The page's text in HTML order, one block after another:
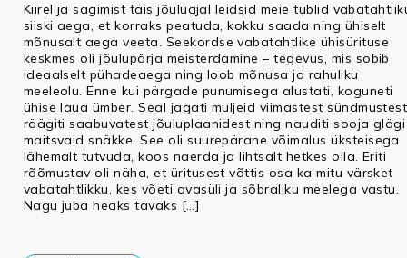
Kiirel ja sagimist täis jõuluajal leidsid meie tublid
siiski aega, et korraks peatuda, kokku saada ning ühiselt
mõnusalt aega veeta. Seekordse vabatahtlike ühisürituse
keskmes oli jõulupärja meisterdamine – tegevus, mis sobib
ideaalselt pühadeaega ning loob mõnusa ja rahuliku
meeleolu. Enne kui pärgade punumisega alustati, koguneti
ühise laua ümber. Seal jagati muljeid viimastest
räägiti saabuvatest jõuluplaanidest ning nauditi sooja
maitsvaid snäkke. See oli suurepärane võimalus üksteisega
lähemalt tutvuda, koos naerda ja lihtsalt hetkes olla. Eriti
rõõmustav oli näha, et üritusest võttis osa ka mitu värsket
vabatahtlikku, kes võeti avasüli ja sõbraliku meelega vastu.
Nagu juba heaks tavaks […]